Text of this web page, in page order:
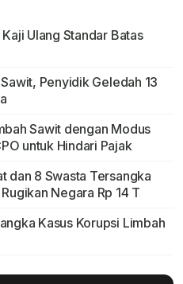
Ulang Standar Batas
Penyidik Geledah 13
Sawit dengan Modus
untuk Hindari Pajak
dan 8 Swasta Tersangka
Negara Rp 14 T
Kasus Korupsi Limbah